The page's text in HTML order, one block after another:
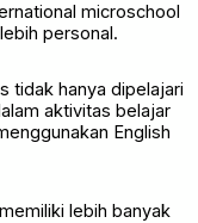
microschool
personal.
tidak hanya dipelajari
aktivitas belajar
English
lebih banyak